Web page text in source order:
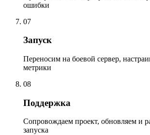
ошибки
07
Запуск
Переносим на боевой сервер,
метрики
08
Поддержка
Сопровождаем проект, обновляем и
запуска